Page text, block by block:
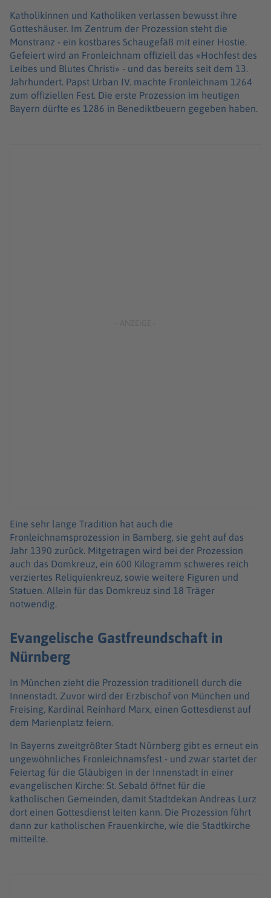
Katholikinnen und Katholiken verlassen bewusst ihre
Gotteshäuser. Im Zentrum der Prozession steht die
Monstranz - ein kostbares Schaugefäß mit einer Hostie.
Gefeiert wird an Fronleichnam offiziell das «Hochfest des
Leibes und Blutes Christi» - und das bereits seit dem 13.
Jahrhundert. Papst Urban IV. machte Fronleichnam 1264
zum offiziellen Fest. Die erste Prozession im heutigen
Bayern dürfte es 1286 in Benediktbeuern gegeben haben.
Eine sehr lange Tradition hat auch die
Fronleichnamsprozession in Bamberg, sie geht auf das
Jahr 1390 zurück. Mitgetragen wird bei der Prozession
auch das Domkreuz, ein 600 Kilogramm schweres reich
verziertes Reliquienkreuz, sowie weitere Figuren und
Statuen. Allein für das Domkreuz sind 18 Träger
notwendig.
Evangelische Gastfreundschaft in
Nürnberg
In München zieht die Prozession traditionell durch die
Innenstadt. Zuvor wird der Erzbischof von München und
Freising, Kardinal Reinhard Marx, einen Gottesdienst auf
dem Marienplatz feiern.
In Bayerns zweitgrößter Stadt Nürnberg gibt es erneut ein
ungewöhnliches Fronleichnamsfest - und zwar startet der
Feiertag für die Gläubigen in der Innenstadt in einer
evangelischen Kirche: St. Sebald öffnet für die
katholischen Gemeinden, damit Stadtdekan Andreas Lurz
dort einen Gottesdienst leiten kann. Die Prozession führt
dann zur katholischen Frauenkirche, wie die Stadtkirche
mitteilte.